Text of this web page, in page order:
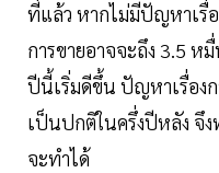
ที่แล้ว หากไม่มีปัญหาเรื่
การขายอาจจะถึง 3.5 ห
ปีนี้เริ่มดีขึ้น ปัญหาเรื่อง
เป็นปกติในครึ่งปีหลัง จึง
จะทำได้